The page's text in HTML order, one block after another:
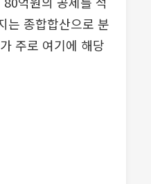
는 종합합산으로 분
주로 여기에 해당